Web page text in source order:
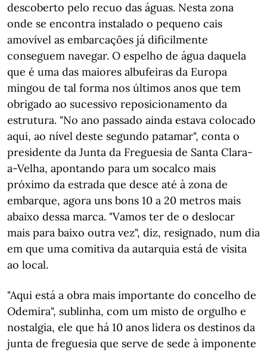
descoberto pelo recuo das águas. Nesta zona
onde se encontra instalado o pequeno cais
amovível as embarcações já dificilmente
conseguem navegar. O espelho de água daquela
que é uma das maiores albufeiras da Europa
mingou de tal forma nos últimos anos que tem
obrigado ao sucessivo reposicionamento da
estrutura. "No ano passado ainda estava colocado
aqui, ao nível deste segundo patamar", conta o
presidente da Junta da Freguesia de Santa Clara-
a-Velha, apontando para um socalco mais
próximo da estrada que desce até à zona de
embarque, agora uns bons 10 a 20 metros mais
abaixo dessa marca. "Vamos ter de o deslocar
mais para baixo outra vez", diz, resignado, num dia
em que uma comitiva da autarquia está de visita
ao local.
"Aqui está a obra mais importante do concelho de
Odemira", sublinha, com um misto de orgulho e
nostalgia, ele que há 10 anos lidera os destinos da
junta de freguesia que serve de sede à imponente